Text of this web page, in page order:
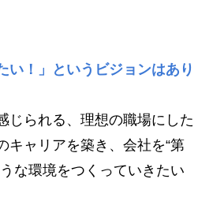
い！」というビジョンはあり
じられる、理想の職場にした
キャリアを築き、会社を“第
な環境をつくっていきたい